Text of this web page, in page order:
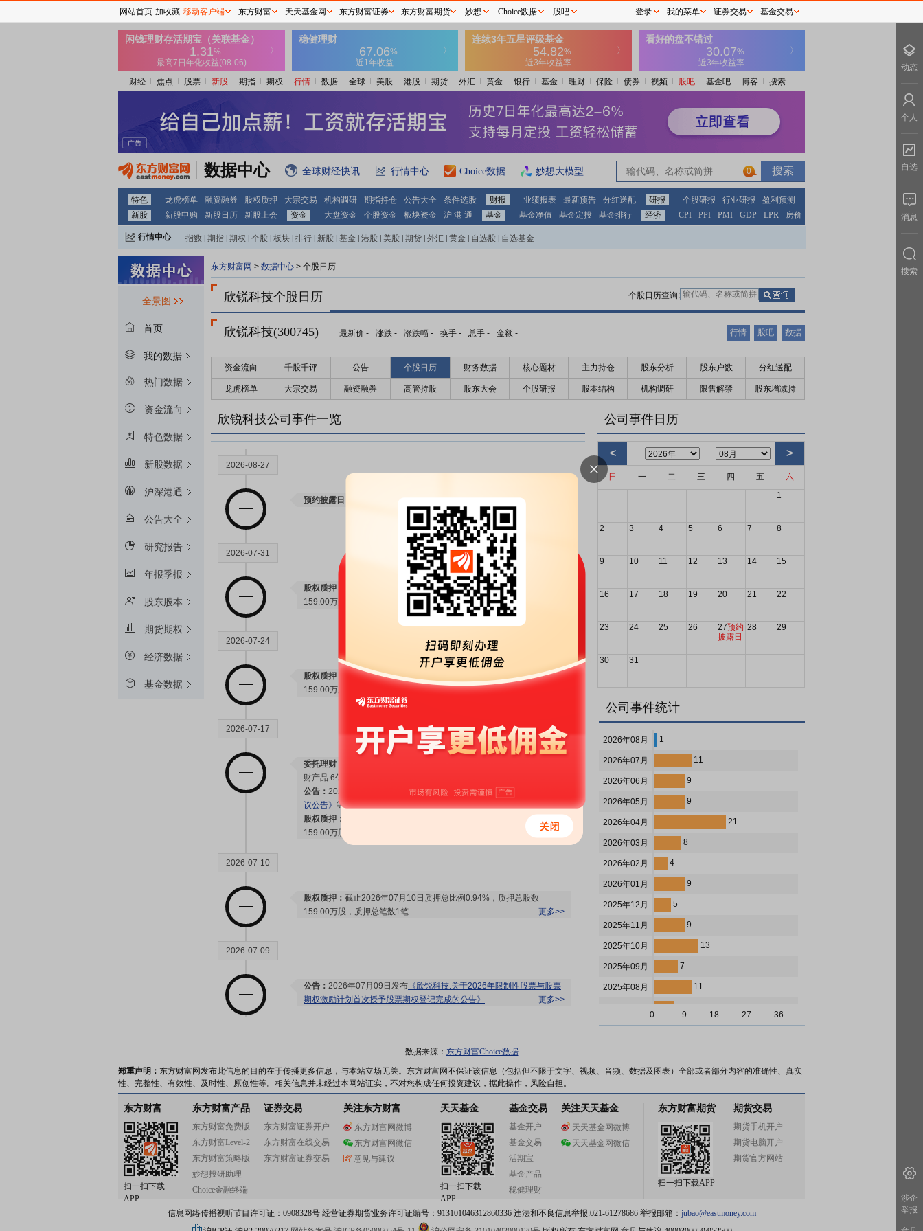
财经 焦点 股票 新股 期指 期权 行情 数据 全球 美股 港股 期货 外汇 黄金 银行 基金 理财 保险 债券 视频 股吧 基金吧 博客 搜索
数据中心 全球财经快讯 行情中心 Choice数据 妙想大模型 0
特色 龙虎榜单 融资融券 股权质押 大宗交易 机构调研 期指持仓 公告大全 条件选股 财报 业绩报表 最新预告 分红送配 研报 个股研报 行业研报
盈利预测
新股
新股申购 新股日历 新股上会 资金 大盘资金 个股资金 板块资金 沪 港 通 基金 基金净值 基金定投 基金排行 经济 CPI PPI PMI GDP LPR 房价
行情中心 指数 期指 期权 个股 板块 排行 新股 基金 港股 美股 期货 外汇 黄金 自选股 自选基金
全景图
首页
我的数据
热门数据
资金流向
特色数据
新股数据
沪深港通
公告大全
研究报告
年报季报
股东股本
期货期权
经济数据
基金数据
东方财富网 > 数据中心 > 个股日历
欣锐科技个股日历 个股日历查询:
欣锐科技(300745) 最新价 - 涨跌 - 涨跌幅 - 换手 - 总手 - 金额 - 行情 股吧 数据
资金流向 千股千评 公告 个股日历 财务数据 核心题材 主力持仓 股东分析 股东户数 分红送配
龙虎榜单 大宗交易 融资融券 高管持股 股东大会 个股研报 股本结构 机构调研 限售解禁 股东增减持
欣锐科技公司事件一览
2026-08-27
预约披露日： 2026年半年报预约2026年08月27日披露
2026-07-31
股权质押：
截止2026年07月31日质押总比例0.94%，质押总股数
159.00万股，质押总笔数1笔
2026-07-24
股权质押：
截止2026年07月24日质押总比例0.94%，质押总股数
159.00万股，质押总笔数1笔
2026-07-17
委托理财：
财产品 6亿元
公告： 2026年07月17日发布
《欣锐科技:第四届董事会第十二次会议决
议公告》 等3条公告
更多>>
股权质押：
截止2026年07月17日质押总比例0.94%，质押总股数
159.00万股，质押总笔数1笔
更多>>
2026-07-10
股权质押： 截止2026年07月10日质押总比例0.94%，质押总股数
159.00万股，质押总笔数1笔
更多>>
2026-07-09
公告： 2026年07月09日发布 《欣锐科技:关于2026年限制性股票与股票
期权激励计划首次授予股票期权登记完成的公告》
更多>>
龙虎榜：2026年07月07日因“连续三个交易日内，涨幅偏离值累计达到
30%的证券”披露龙虎榜信息
更多>>
2026年07月07日发布
《欣锐科技:股票交易异常波动公告》
更多>>
2026-07-06
《欣锐科技:第四届董事会第十一次会议决
更多>>
公司事件日历
< >
日 一 二 三 四 五
六
1
2 3 4 5 6 7 8
9 10 11 12 13 14 15
16 17 18 19 20 21 22
23 24 25 26 27预约
披露日
28 29
30 31
公司事件统计
2026年08月 1
2026年07月 11
2026年06月 9
2026年05月 9
2026年04月 21
2026年03月 8
2026年02月 4
2026年01月 9
2025年12月 5
2025年11月 9
2025年10月 13
2025年09月 7
2025年08月 11
6
2025年06月 6
2025年04月 16
2025年02月 4
2025年01月 6
6
7
2024年09月 7
0 9 18 27 36
数据来源： 东方财富Choice数据
郑重声明： 东方财富网发布此信息的目的在于传播更多信息，与本站立场无关。东方财富网不保证该信息（包括但不限于文字、视频、音频、数据及图表）全部或者部分内容的准确性、真实
性、完整性、有效性、及时性、原创性等。相关信息并未经过本网站证实，不对您构成任何投资建议，据此操作，风险自担。
东方财富
扫一扫下载
APP
东方财富产品
东方财富免费版
东方财富Level-2
东方财富策略版
妙想投研助理
Choice金融终端
证券交易
东方财富证券开户
东方财富在线交易
东方财富证券交易
关注东方财富
东方财富网微博
东方财富网微信
意见与建议
天天基金
扫一扫下载
APP
基金交易
基金开户
基金交易
活期宝
基金产品
稳健理财
关注天天基金
天天基金网微博
天天基金网微信
东方财富期货
扫一扫下载APP
期货交易
期货手机开户
期货电脑开户
期货官方网站
信息网络传播视听节目许可证：0908328号 经营证券期货业务许可证编号：913101046312860336 违法和不良信息举报:021-61278686 举报邮箱： jubao@eastmoney.com
网站首页 加收藏 移动客户端 东方财富 天天基金网 东方财富证券 东方财富期货 妙想 Choice数据 股吧 登录 我的菜单 证券交易 基金交易
动态
个人
自选
消息
搜索
涉企
举报